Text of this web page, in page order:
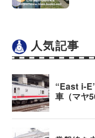
人気記事